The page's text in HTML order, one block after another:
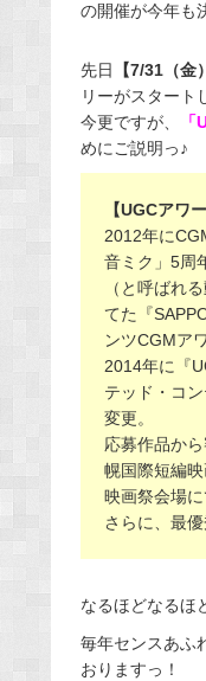
の開催が今年も
先日 【7/31（金
リーがスター
今更ですが、
めにご説明っ♪
【UGCアワ
2012年に
音ミク」5周
（と呼ばれ
てた『
ンツCGMア
2014年に『
テッド・コ
変更。
応募作品か
幌国際短編
映画祭会場に
さらに、最
なるほどなるほ
毎年センスあふ
おりますっ！